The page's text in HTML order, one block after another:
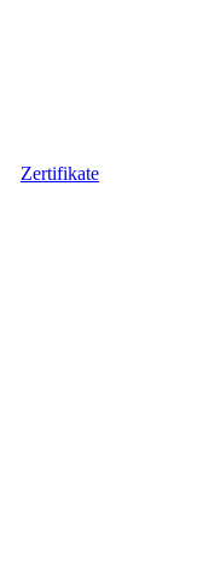
Zertifikate